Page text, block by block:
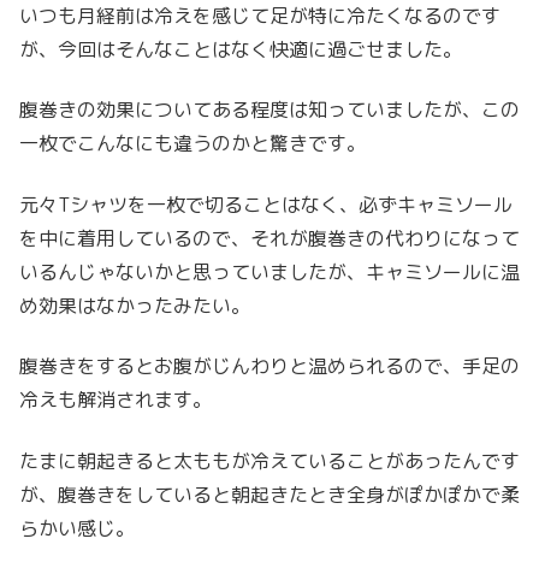
いつも月経前は冷えを感じて足が特に冷たくなるのです
が、今回はそんなことはなく快適に過ごせました。
腹巻きの効果についてある程度は知っていましたが、この
一枚でこんなにも違うのかと驚きです。
元々Tシャツを一枚で切ることはなく、必ずキャミソール
を中に着用しているので、それが腹巻きの代わりになって
いるんじゃないかと思っていましたが、キャミソールに温
め効果はなかったみたい。
腹巻きをするとお腹がじんわりと温められるので、手足の
冷えも解消されます。
たまに朝起きると太ももが冷えていることがあったんです
が、腹巻きをしていると朝起きたとき全身がぽかぽかで柔
らかい感じ。